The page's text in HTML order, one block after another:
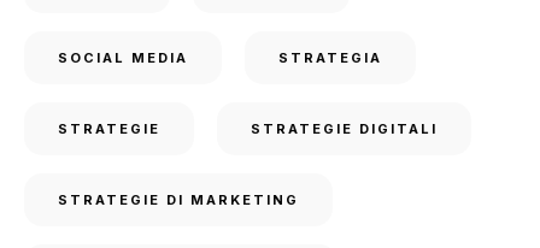
SOCIAL MEDIA STRATEGIA
STRATEGIE STRATEGIE DIGITALI
STRATEGIE DI MARKETING